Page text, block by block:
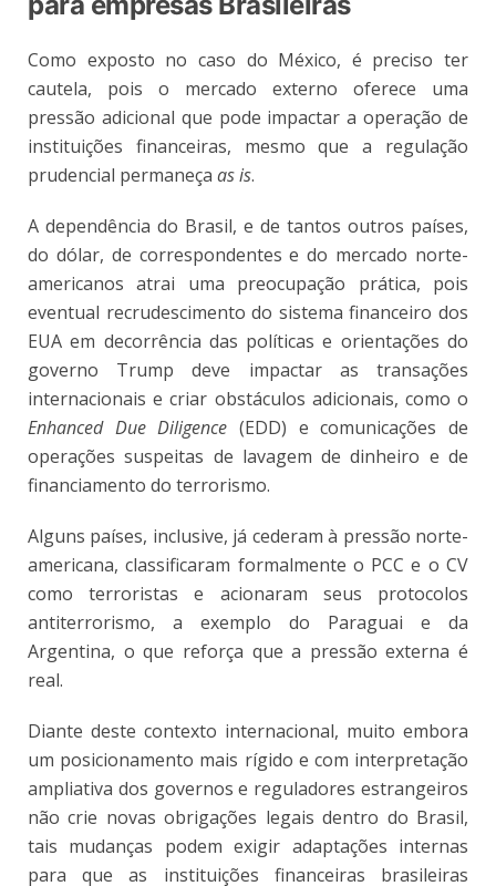
Como exposto no caso do México, é preciso ter
cautela, pois o mercado externo oferece uma
pressão adicional que pode impactar a operação de
instituições financeiras, mesmo que a regulação
prudencial permaneça as is.
A dependência do Brasil, e de tantos outros países,
do dólar, de correspondentes e do mercado norte-
americanos atrai uma preocupação prática, pois
eventual recrudescimento do sistema financeiro dos
EUA em decorrência das políticas e orientações do
governo Trump deve impactar as transações
internacionais e criar obstáculos adicionais, como o
Enhanced Due Diligence (EDD) e comunicações de
operações suspeitas de lavagem de dinheiro e de
financiamento do terrorismo.
Alguns países, inclusive, já cederam à pressão norte-
americana, classificaram formalmente o PCC e o CV
como terroristas e acionaram seus protocolos
antiterrorismo, a exemplo do Paraguai e da
Argentina, o que reforça que a pressão externa é
real.
Diante deste contexto internacional, muito embora
um posicionamento mais rígido e com interpretação
ampliativa dos governos e reguladores estrangeiros
não crie novas obrigações legais dentro do Brasil,
tais mudanças podem exigir adaptações internas
para que as instituições financeiras brasileiras